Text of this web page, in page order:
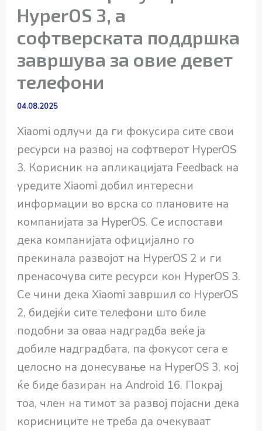
HyperOS 3, а
софтверската поддршка
завршува за овие девет
телефони
04.08.2025
Xiaomi одлучи да ги фокусира сите свои
ресурси на развој на софтверот HyperOS
3. Корисник на апликацијата Feedback на
уредите Xiaomi добил интересни
информации во врска со плановите на
компанијата за HyperOS. Се испостави
дека компанијата официјално го
прекинала развојот на HyperOS 2 и ги
пренасочува сите ресурси кон HyperOS 3.
Се чини дека Xiaomi завршил со HyperOS
2, бидејќи сите телефони што биле
подобни за оваа надградба веќе ја
добиле надградбата, па фокусот сега е
целосно на донесување на HyperOS 3, кој
ќе биде базиран на Android 16. Покрај
тоа, член на тимот за развој појасни дека
корисниците не треба да очекуваат